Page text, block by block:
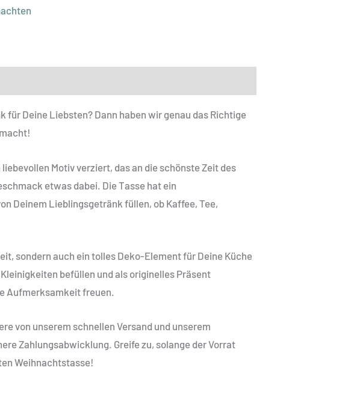
für Deine Liebsten? Dann haben wir genau das Richtige
Motiv verziert, das an die schönste Zeit des
etwas dabei. Die Tasse hat ein
Deinem Lieblingsgetränk füllen, ob Kaffee, Tee,
sondern auch ein tolles Deko-Element für Deine Küche
befüllen und als originelles Präsent
Aufmerksamkeit freuen.
von unserem schnellen Versand und unserem
Zahlungsabwicklung. Greife zu, solange der Vorrat
Weihnachtstasse!